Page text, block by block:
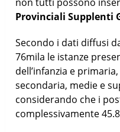
Provinciali Supplenti
Secondo i dati diffusi
76mila le istanze
dell’infanzia e
secondaria, medie e
considerando che i
complessivamente